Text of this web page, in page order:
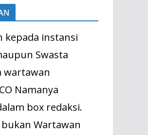
kepada instansi
Swasta
wartawan
Namanya
box redaksi.
bukan Wartawan